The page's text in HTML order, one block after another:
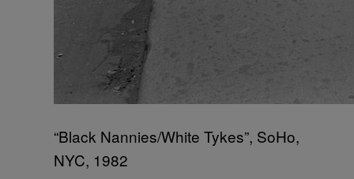
“Black Nannies/White Tykes”, SoHo,
NYC, 1982